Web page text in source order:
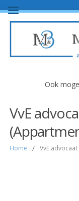
Ook
VvE
Home / VvE